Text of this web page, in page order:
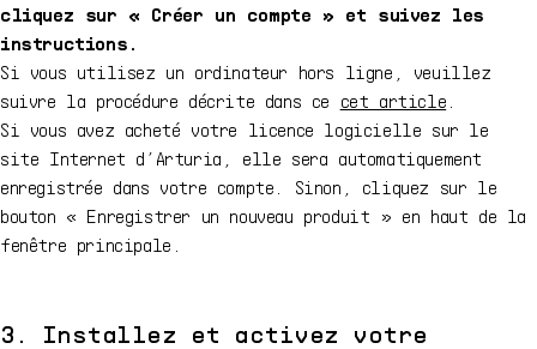
cliquez sur « Créer un compte » et suivez les
instructions.
Si vous utilisez un ordinateur hors ligne, veuillez
suivre la procédure décrite dans ce cet article
Si vous avez acheté votre licence logicielle sur le
site Internet d’Arturia, elle sera automatiquement
enregistrée dans votre compte. Sinon, cliquez sur le
bouton « Enregistrer un nouveau produit » en haut de la
fenêtre principale.
3. Installez et activez votre